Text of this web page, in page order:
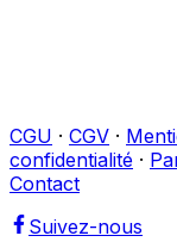
CGU · CGV ·
confidentialité ·
Contact
Suivez-nous